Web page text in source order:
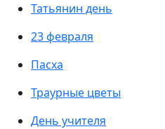
Татьянин день
23 февраля
Пасха
Траурные цветы
День учителя